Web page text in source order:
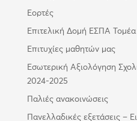
Εορτές
Επιτελική Δομή ΕΣΠΑ Τομέα
Επιτυχίες μαθητών μας
Εσωτερική Αξιολόγηση
2024-2025
Παλιές ανακοινώσεις
Πανελλαδικές εξετάσεις –